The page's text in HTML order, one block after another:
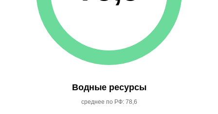
Водные ресурсы
среднее по РФ: 78,6